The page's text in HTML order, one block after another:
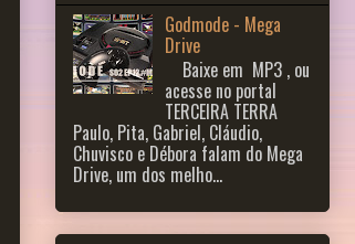
Godmode - Mega
Drive
Baixe em MP3 , ou
acesse no portal
TERCEIRA TERRA
Paulo, Pita, Gabriel, Cláudio,
Chuvisco e Débora falam do Mega
Drive, um dos melho...